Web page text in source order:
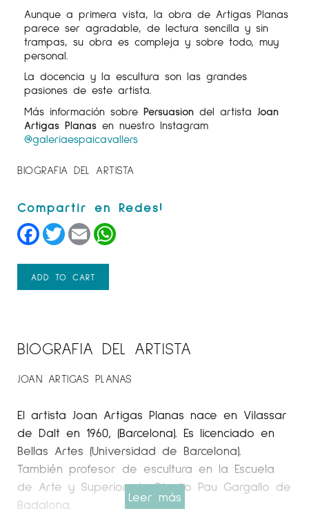
Aunque a primera vista, la obra de Artigas Planas
parece ser agradable, de lectura sencilla y sin
trampas, su obra es compleja y sobre todo, muy
personal.
La docencia y la escultura son las grandes
pasiones de este artista.
Más información sobre Persuasion del artista Joan
Artigas Planas en nuestro Instagram
@galeriaespaicavallers
BIOGRAFIA DEL ARTISTA
Facebook
TwitterEmail
ADD TO CART
BIOGRAFIA DEL ARTISTA
JOAN ARTIGAS PLANAS
El artista Joan Artigas Planas nace en Vilassar
de Dalt en 1960, (Barcelona). Es licenciado en
Bellas Artes (Universidad de Barcelona).
También profesor de escultura en la Escuela
de Arte y Superior de Diseño Pau Gargallo de
Badalona.
Leer más